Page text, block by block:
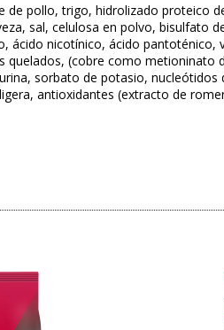
pollo, trigo, hidrolizado proteico
sal, celulosa en polvo, bisulfato
ácido nicotínico, ácido pantoténico,
(cobre como metioninato
sorbato de potasio, nucleótidos
antioxidantes (extracto de